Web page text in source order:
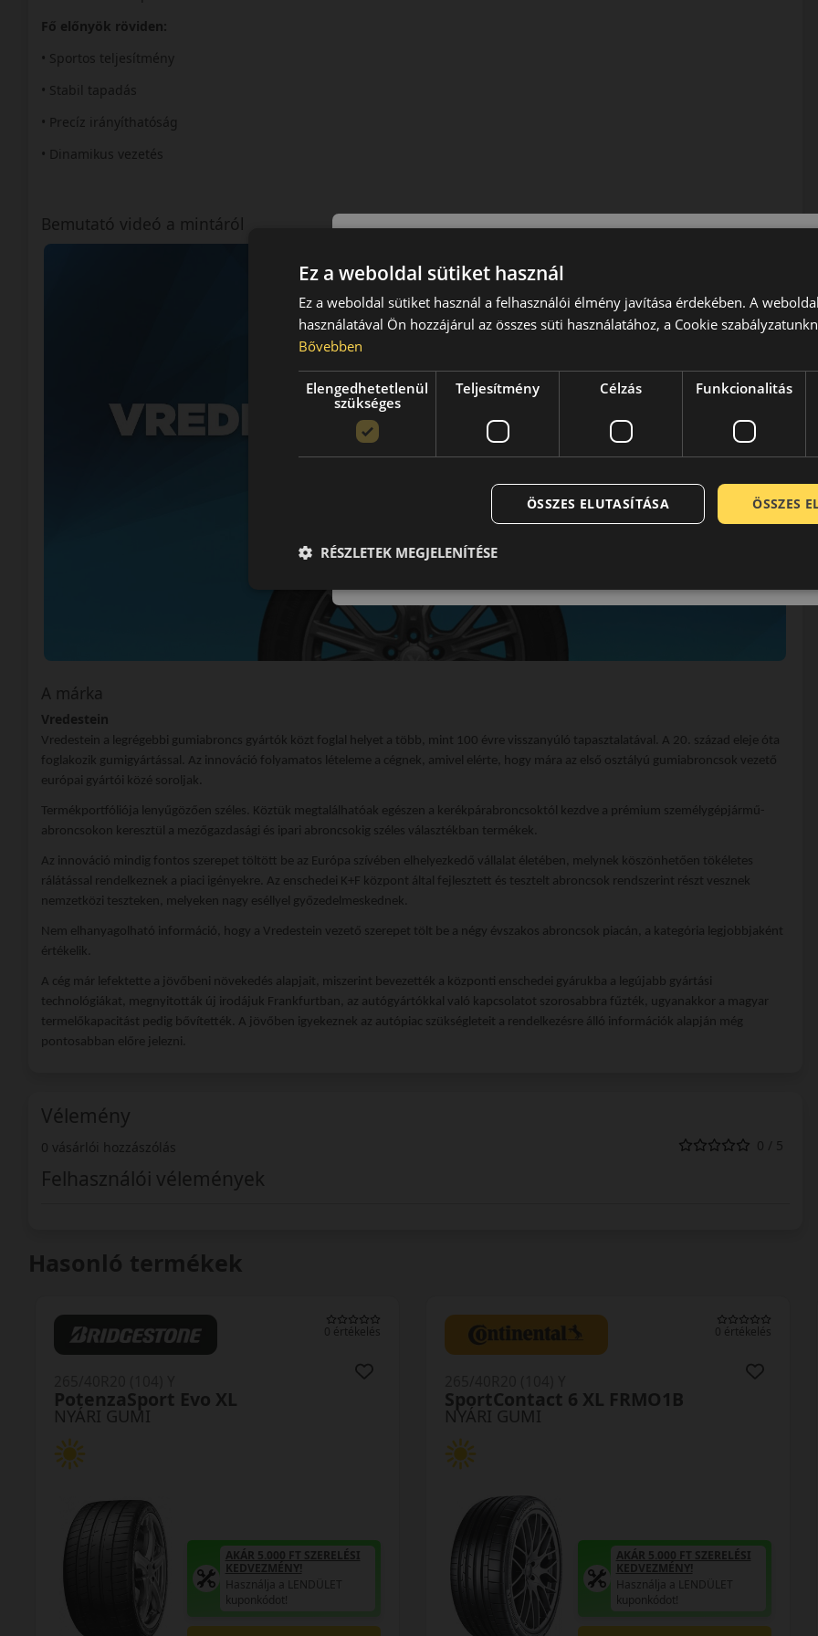
Fő előnyök röviden:
• Sportos teljesítmény
• Stabil tapadás
• Precíz irányíthatóság
• Dinamikus vezetés
Bemutató videó a mintáról
A márka
Vredestein
Vredestein a legrégebbi gumiabroncs gyártók közt foglal helyet a több, mint 100 évre visszanyúló tapasztalatával. A 20. század eleje óta
foglakozik gumigyártással. Az innováció folyamatos lételeme a cégnek, amivel elérte, hogy mára az első osztályú gumiabroncsok vezető
európai gyártói közé soroljak.
Termékportfóliója lenyűgözően széles. Köztük megtalálhatóak egészen a kerékpárabroncsoktól kezdve a prémium személygépjármű-
abroncsokon keresztül a mezőgazdasági és ipari abroncsokig széles választékban termékek.
Az innováció mindig fontos szerepet töltött be az Európa szívében elhelyezkedő vállalat életében, melynek köszönhetően tökéletes
rálátással rendelkeznek a piaci igényekre. Az enschedei K+F központ által fejlesztett és tesztelt abroncsok rendszerint részt vesznek
nemzetközi teszteken, melyeken nagy eséllyel győzedelmeskednek.
Nem elhanyagolható információ, hogy a Vredestein vezető szerepet tölt be a négy évszakos abroncsok piacán, a kategória legjobbjaként
értékelik.
A cég már lefektette a jövőbeni növekedés alapjait, miszerint bevezették a központi enschedei gyárukba a legújabb gyártási
technológiákat, megnyitották új irodájuk Frankfurtban, az autógyártókkal való kapcsolatot szorosabbra fűzték, ugyanakkor a magyar
termelőkapacitást pedig bővítették. A jövőben igyekeznek az autópiac szükségleteit a rendelkezésre álló információk alapján még
pontosabban előre jelezni.
Vélemény
0 vásárlói hozzászólás 0 / 5
Felhasználói vélemények
Hasonló termékek
0 értékelés
NYÁRI GUMI
PotenzaSport Evo XL
AKÁR 5.000 FT SZERELÉSI
KEDVEZMÉNY!
Használja a LENDÜLET
kuponkódot!
0 értékelés
NYÁRI GUMI
SportContact 6 XL FRMO1B
AKÁR 5.000 FT SZERELÉSI
KEDVEZMÉNY!
Használja a LENDÜLET
kuponkódot!
Ez a weboldal sütiket használ
Ez a weboldal sütiket használ a felhasználói élmény javítása érdekében. A
használatával Ön hozzájárul az összes süti használatához, a Cookie
Bővebben
Elengedhetetlenül
szükséges
Teljesítmény Célzás Funkcionalitás
ÖSSZES
ÖSSZES ELUTASÍTÁSA
RÉSZLETEK MEGJELENÍTÉSE